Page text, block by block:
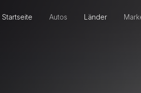
Startseite Autos Länder